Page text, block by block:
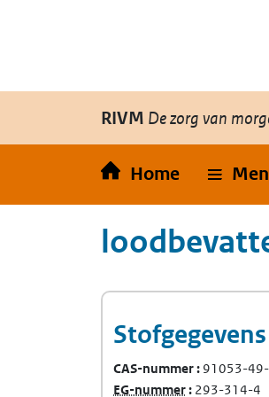
RIVM De zorg van
Home
Stofgegevens
CAS-nummer 91053-
EG-nummer(Europees
293-314-4